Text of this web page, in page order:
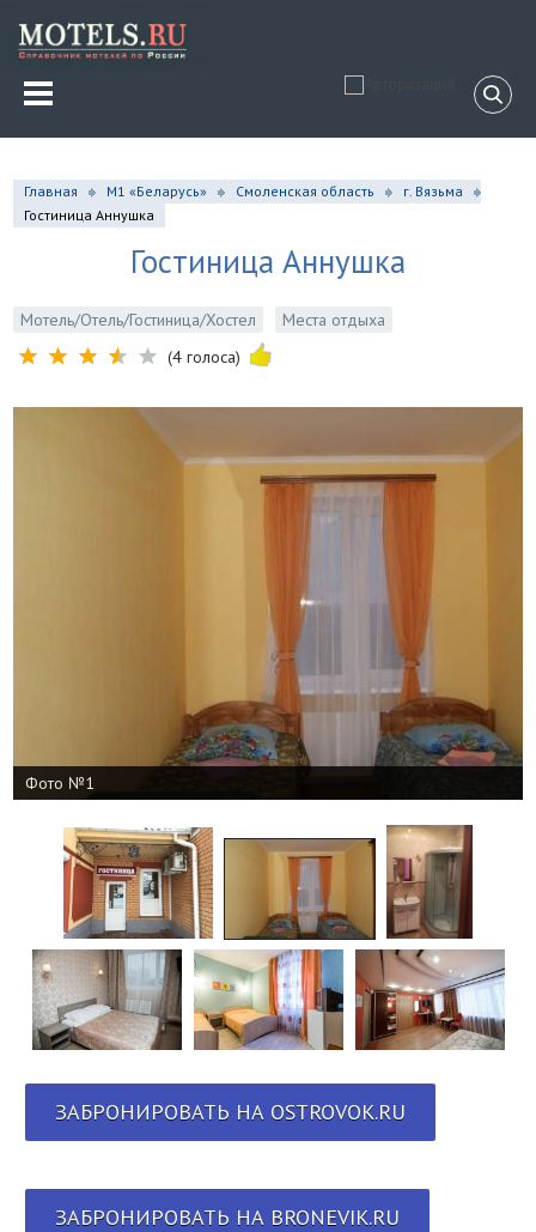
Главная М1 «Беларусь» Смоленская область
г. Вязьма
Гостиница Аннушка
Гостиница Аннушка
Мотель/Отель/Гостиница/Хостел
Места отдыха
(4 голоса)
Фото №1
ЗАБРОНИРОВАТЬ НА OSTROVOK.RU
ЗАБРОНИРОВАТЬ НА BRONEVIK.RU